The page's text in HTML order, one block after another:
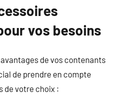
vos besoins
de vos contenants
de prendre en compte
de votre choix :